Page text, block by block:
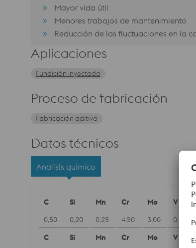
Mayor vida útil
Menores trabajos de mantenimiento
Reducción de las fluctuaciones en la
Aplicaciones
Fundición inyectada
Proceso de fabricación
Fabricación aditiva
Datos técnicos
Análisis químico
C Si Mn Cr Mo
V
0,50
0,20 0,25 4,50 3,00
0,60
C
Si Mn Cr Mo
V